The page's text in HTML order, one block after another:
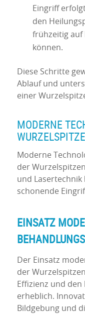
Eingriff
den
frühzeitig auf
können.
Diese Schritte
Ablauf und
einer
MODERNE
Moderne
der
und Lasertechnik
schonende
EINSATZ
Der Einsatz
der
Effizienz und
erheblich.
Bildgebung und